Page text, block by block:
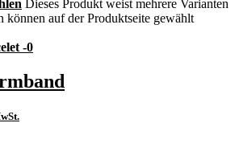
Dieses Produkt weist mehrere Varianten
können auf der Produktseite gewählt